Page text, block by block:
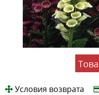
Условия возврата